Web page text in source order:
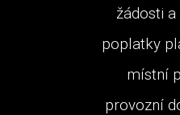
žádosti
poplatky
místní
provozní